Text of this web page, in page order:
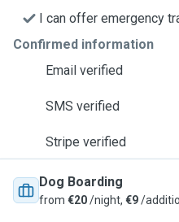
I can offer emergency
Confirmed information
Email verified
SMS verified
Stripe verified
Dog Boarding
from €20/night, €9/